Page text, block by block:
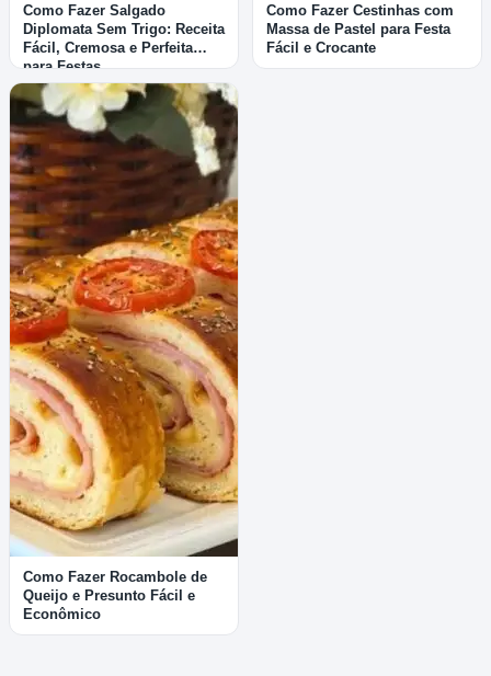
Como Fazer Salgado
Diplomata Sem Trigo: Receita
Fácil, Cremosa e Perfeita
para Festas
Como Fazer Cestinhas com
Massa de Pastel para Festa
Fácil e Crocante
Como Fazer Rocambole de
Queijo e Presunto Fácil e
Econômico